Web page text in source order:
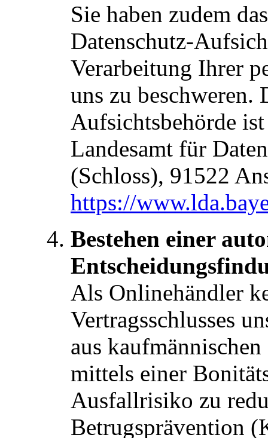
Sie haben zudem
Datenschutz-
Verarbeitung Ihrer
uns zu beschweren.
Aufsichtsbehörde
Landesamt für
(Schloss), 91522
https://
Bestehen einer
Als Onlinehändler
Vertragsschlusses
aus
mittels einer
Ausfallrisiko zu
Betrugsprävention